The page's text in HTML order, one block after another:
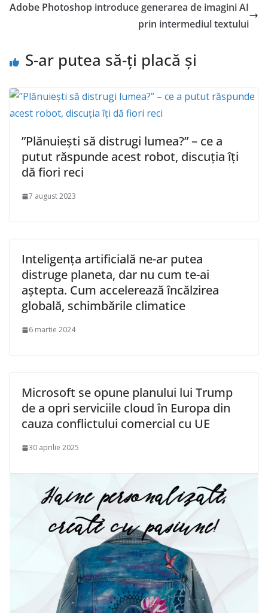
Adobe Photoshop introduce generarea de imagini AI
prin intermediul textului
S-ar putea să-ți placă și
”Plănuiești să distrugi lumea?” – ce a
putut răspunde acest robot, discuția îți
dă fiori reci
7 august 2023
Inteligența artificială ne-ar putea
distruge planeta, dar nu cum te-ai
aștepta. Cum accelerează încălzirea
globală, schimbările climatice
6 martie 2024
Microsoft se opune planului lui Trump
de a opri serviciile cloud în Europa din
cauza conflictului comercial cu UE
30 aprilie 2025